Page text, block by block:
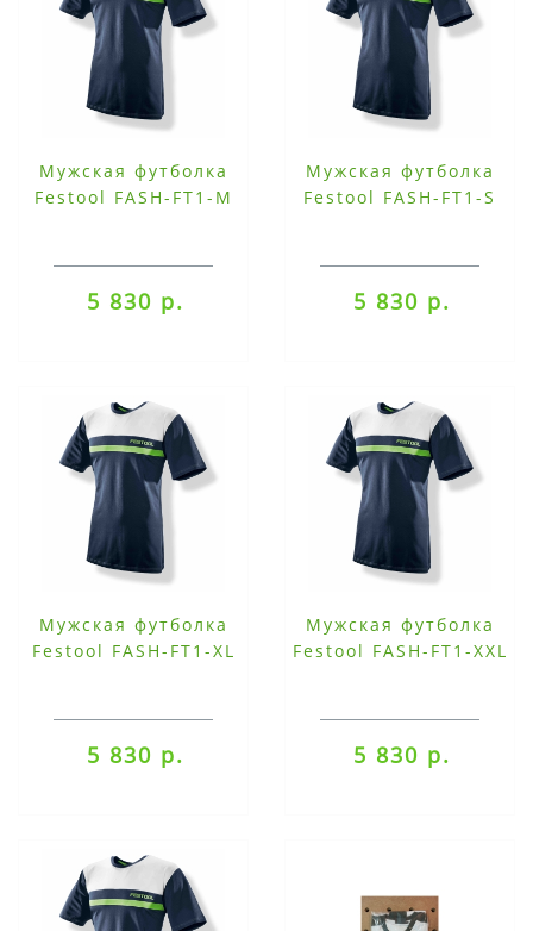
Мужская футболка
Festool FASH-FT1-M
5 830 р.
Мужская футболка
Festool FASH-FT1-S
5 830 р.
Мужская футболка
Festool FASH-FT1-XL
5 830 р.
Мужская футболка
Festool FASH-FT1-XXL
5 830 р.